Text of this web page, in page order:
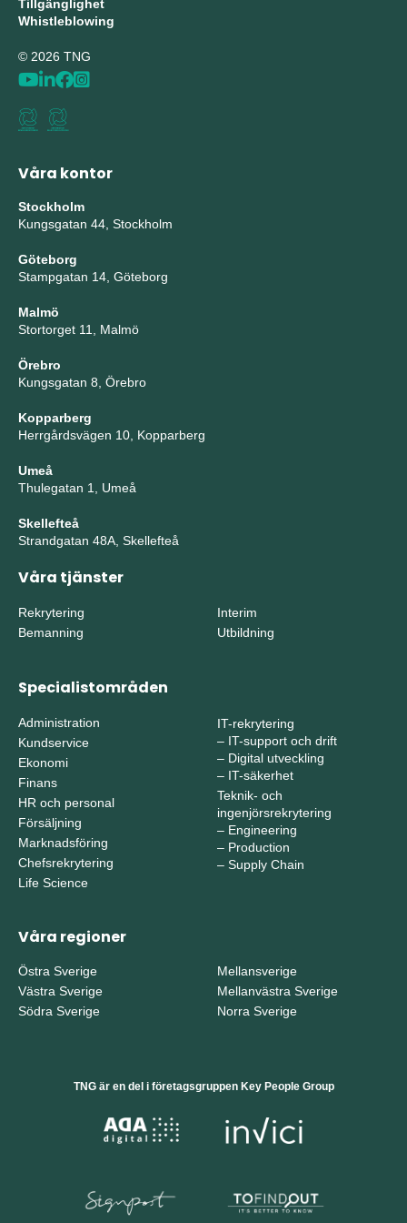
Tillgänglighet
Whistleblowing
© 2026 TNG
Våra kontor
Stockholm
Kungsgatan 44, Stockholm
Göteborg
Stampgatan 14, Göteborg
Malmö
Stortorget 11, Malmö
Örebro
Kungsgatan 8, Örebro
Kopparberg
Herrgårdsvägen 10, Kopparberg
Umeå
Thulegatan 1, Umeå
Skellefteå
Strandgatan 48A, Skellefteå
Våra tjänster
Rekrytering
Bemanning
Interim
Utbildning
Specialistområden
Administration
Kundservice
Ekonomi
Finans
HR och personal
Försäljning
Marknadsföring
Chefsrekrytering
Life Science
IT-rekrytering
– IT-support och drift
– Digital utveckling
– IT-säkerhet
Teknik- och
ingenjörsrekrytering
– Engineering
– Production
– Supply Chain
Våra regioner
Östra Sverige
Västra Sverige
Södra Sverige
Mellansverige
Mellanvästra Sverige
Norra Sverige
TNG är en del i företagsgruppen Key People Group